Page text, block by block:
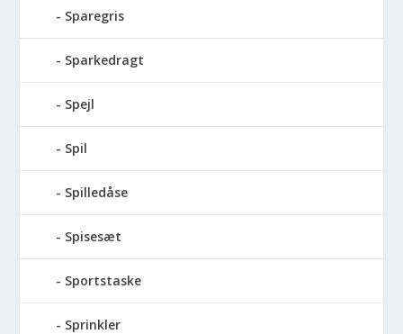
Sparegris
Sparkedragt
Spejl
Spil
Spilledåse
Spisesæt
Sportstaske
Sprinkler